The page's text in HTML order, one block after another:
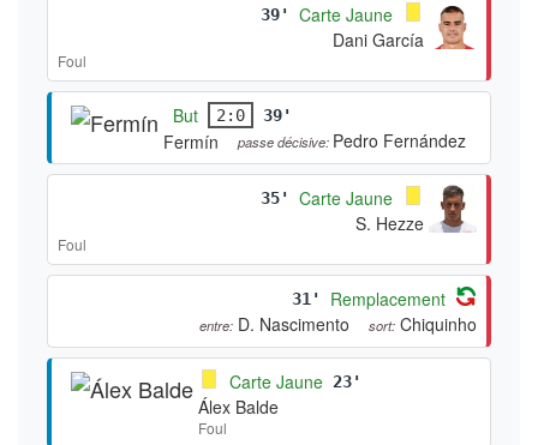
39'
Carte Jaune
Dani García
Foul
But 2:0 39'
Fermín passe décisive: Pedro Fernández
35'
Carte Jaune
S. Hezze
Foul
31' Remplacement
entre: D. Nascimento sort: Chiquinho
Carte Jaune 23'
Álex Balde
Foul